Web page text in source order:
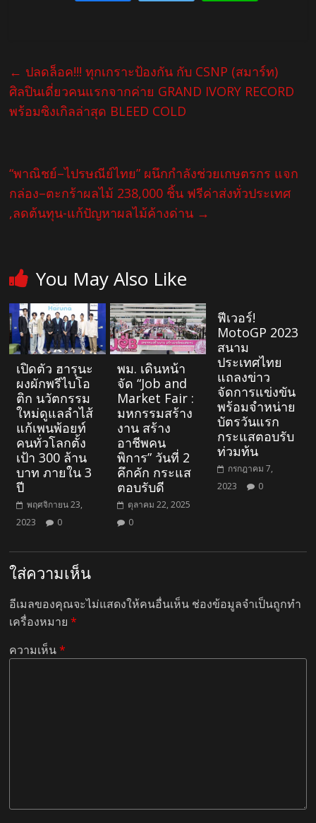
← ปลดล็อค!!! ทุกเกราะป้องกัน กับ CSNP (สมาร์ท)
ศิลปินเดี่ยวคนแรกจากค่าย GRAND IVORY RECORD
พร้อมซิงเกิลล่าสุด BLEED COLD
“พาณิชย์–ไปรษณีย์ไทย” ผนึกกำลังช่วยเกษตรกร แจก
กล่อง–ตะกร้าผลไม้ 238,000 ชิ้น ฟรีค่าส่งทั่วประเทศ
,ลดต้นทุน-แก้ปัญหาผลไม้ค้างด่าน →
You May Also Like
เปิดตัว ฮารุนะ
ผงผักพรีไบโอ
ติก นวัตกรรม
ใหม่ดูแลลำไส้
แก้เพนพ้อยท์
คนทั่วโลกตั้ง
เป้า 300 ล้าน
บาท ภายใน 3
ปี
พฤศจิกายน 23,
2023
0
พม. เดินหน้า
จัด “Job and
Market Fair :
มหกรรมสร้าง
งาน สร้าง
อาชีพคน
พิการ” วันที่ 2
คึกคัก กระแส
ตอบรับดี
ตุลาคม 22, 2025
0
ฟีเวอร์!
MotoGP 2023
สนาม
ประเทศไทย
แถลงข่าว
จัดการแข่งขัน
พร้อมจำหน่าย
บัตรวันแรก
กระแสตอบรับ
ท่วมท้น
กรกฎาคม 7,
2023
0
ใส่ความเห็น
อีเมลของคุณจะไม่แสดงให้คนอื่นเห็น ช่องข้อมูลจำเป็นถูกทำ
เครื่องหมาย*
ความเห็น*